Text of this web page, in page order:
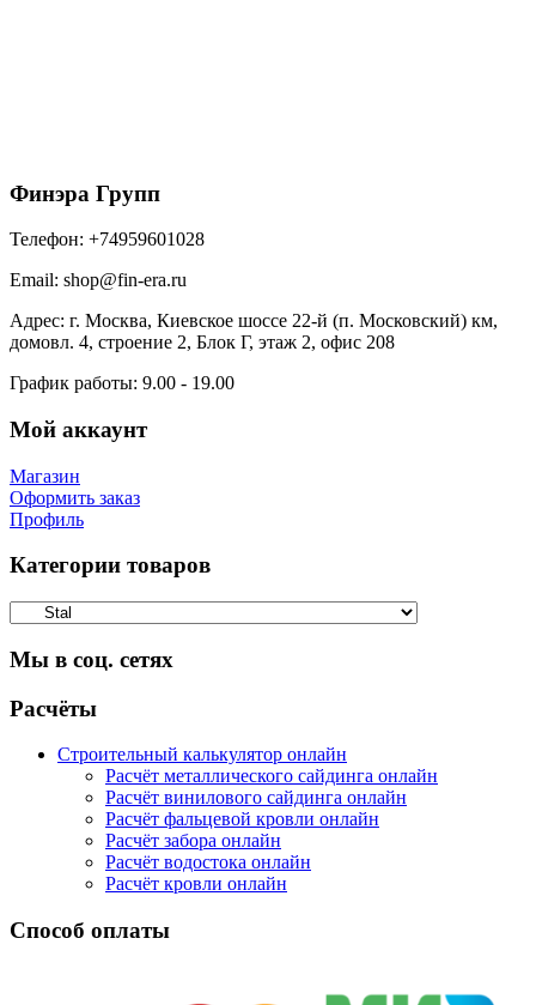
Финэра Групп
Телефон: +74959601028
Email: shop@fin-era.ru
Адрес: г. Москва, Киевское шоссе 22-й (п. Московский) км,
домовл. 4, строение 2, Блок Г, этаж 2, офис 208
График работы: 9.00 - 19.00
Мой аккаунт
Магазин
Оформить заказ
Профиль
Категории товаров
Мы в соц. сетях
Facebook
Twitter
Google
Instagram
Расчёты
Строительный калькулятор онлайн
Расчёт металлического сайдинга онлайн
Расчёт винилового сайдинга онлайн
Расчёт фальцевой кровли онлайн
Расчёт забора онлайн
Расчёт водостока онлайн
Расчёт кровли онлайн
Способ оплаты